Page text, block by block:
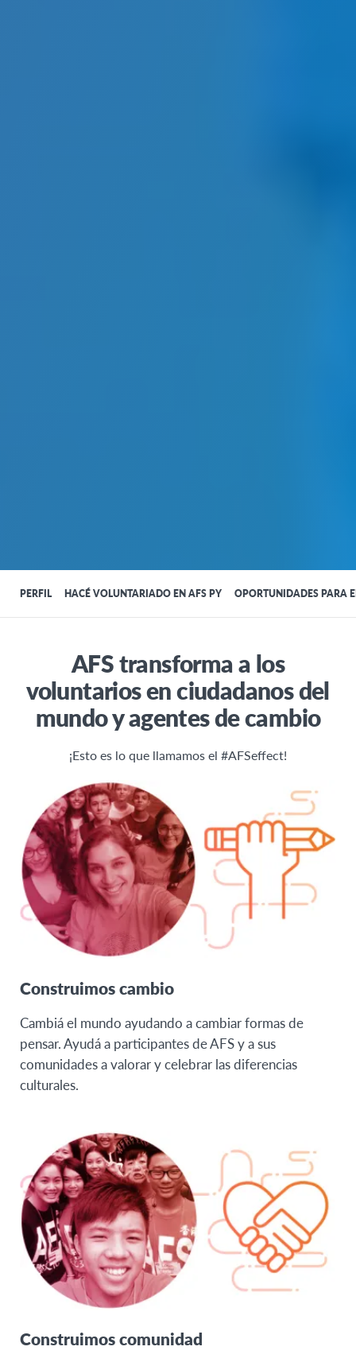
PERFIL HACÉ VOLUNTARIADO EN AFS PY OPORTUNIDADES PARA
AFS transforma a los
voluntarios en ciudadanos del
mundo y agentes de cambio
¡Esto es lo que llamamos el #AFSeffect!
Construimos cambio
Cambiá el mundo ayudando a cambiar formas de
pensar. Ayudá a participantes de AFS y a sus
comunidades a valorar y celebrar las diferencias
culturales.
Construimos comunidad